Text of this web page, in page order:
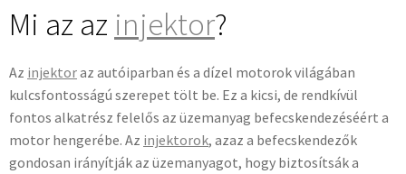
Mi az az injektor?
Az injektoraz autóiparban és a dízel motorok világában
kulcsfontosságú szerepet tölt be. Ez a kicsi, de rendkívül
fontos alkatrész felelős az üzemanyag befecskendezéséért a
motor hengerébe. Az injektorok, azaz a befecskendezők
gondosan irányítják az üzemanyagot, hogy biztosítsák a